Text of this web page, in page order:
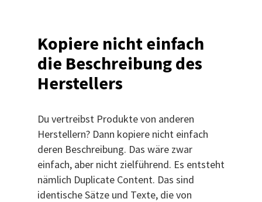
Kopiere nicht einfach
die Beschreibung des
Herstellers
Du vertreibst Produkte von anderen
Herstellern? Dann kopiere nicht einfach
deren Beschreibung. Das wäre zwar
einfach, aber nicht zielführend. Es entsteht
nämlich Duplicate Content. Das sind
identische Sätze und Texte, die von